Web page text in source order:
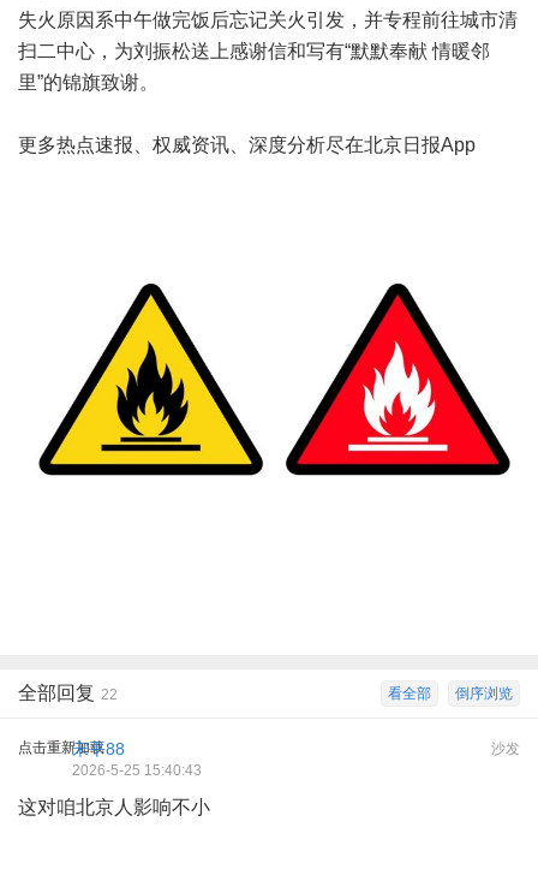
失火原因系中午做完饭后忘记关火引发，并专程前往城市清
扫二中心，为刘振松送上感谢信和写有“默默奉献 情暖邻
里”的锦旗致谢。
更多热点速报、权威资讯、深度分析尽在北京日报App
倒序浏览
看全部
全部回复 22
点击重新加载 沙发
宋平88
2026-5-25 15:40:43
这对咱北京人影响不小